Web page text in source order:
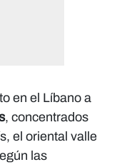
en el Líbano a
, concentrados
el oriental valle
las